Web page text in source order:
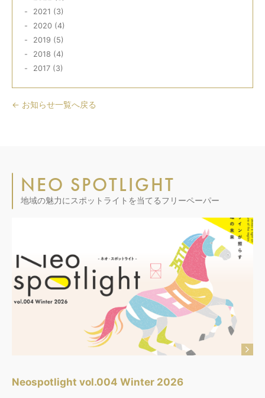
2021 (3)
2020 (4)
2019 (5)
2018 (4)
2017 (3)
← お知らせ一覧へ戻る
NEO SPOTLIGHT
地域の魅力にスポットライトを当てるフリーペーパー
Neospotlight vol.004 Winter 2026